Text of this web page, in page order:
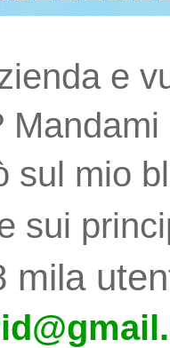
e
sul mio
sui
mila